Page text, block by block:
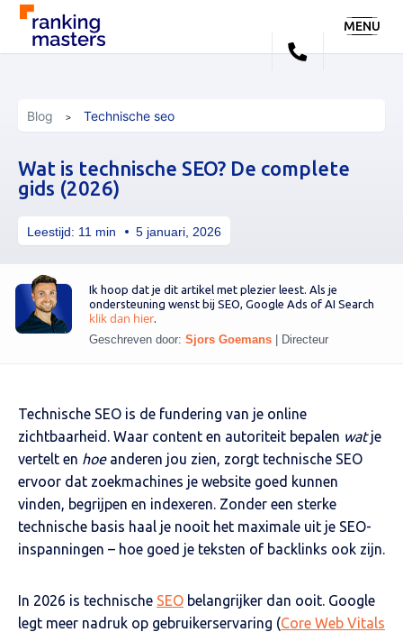
MENU
Blog Technische seo
Leestijd: 11 min 5 januari, 2026
Wat is technische SEO? De complete
gids (2026)
Ik hoop dat je dit artikel met plezier leest. Als je
ondersteuning wenst bij SEO, Google Ads of AI Search
klik dan hier
Geschreven door: Sjors Goemans | Directeur
Technische SEO is de fundering van je online
zichtbaarheid. Waar content en autoriteit bepalen watje
vertelt en hoeanderen jou zien, zorgt technische SEO
ervoor dat zoekmachines je website goed kunnen
vinden, begrijpen en indexeren. Zonder een sterke
technische basis haal je nooit het maximale uit je SEO-
inspanningen – hoe goed je teksten of backlinks ook zijn.
In 2026 is technische SEO belangrijker dan ooit. Google
legt meer nadruk op gebruikerservaring (Core Web Vitals